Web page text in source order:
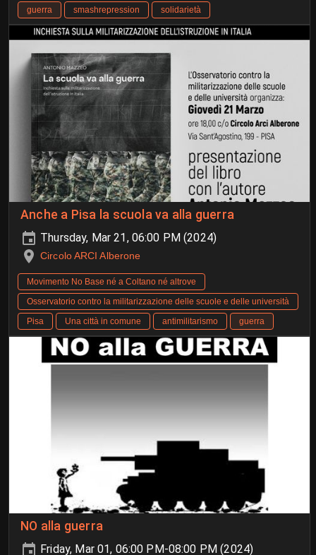
guerra smashrepression solidarietà
Anche a Pisa la scuola va alla guerra
Thursday, Mar 21, 06:00 PM (2024)
Circolo ARCI Alberone
Movimento No Base né a Coltano né altrove
Osservatorio contro la militarizzazione delle scuole e delle università
Pisa
Una città in comune antimilitarismo guerra
NO alla guerra
Friday, Mar 01, 06:00 PM-08:00 PM (2024)